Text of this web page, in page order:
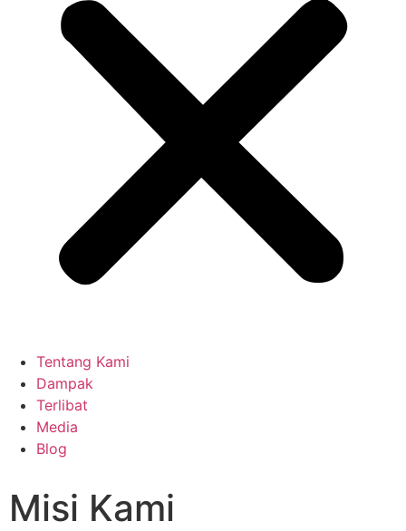
Tentang Kami
Dampak
Terlibat
Media
Blog
Misi Kami